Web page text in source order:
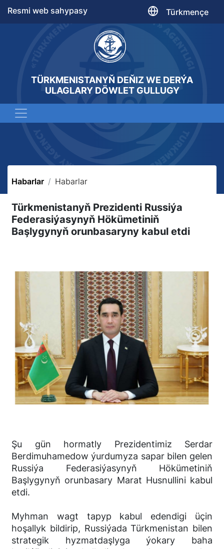
Resmi web sahypasy Türkmençe
TÜRKMENISTANYŇ DEŇIZ WE DERÝA
ULAGLARY DÖWLET GULLUGY
Habarlar Habarlar
Türkmenistanyň Prezidenti Russiýa
Federasiýasynyň Hökümetiniň
Başlygynyň orunbasaryny kabul etdi
Şu gün hormatly Prezidentimiz Serdar
Berdimuhamedow ýurdumyza sapar bilen gelen
Russiýa Federasiýasynyň Hökümetiniň
Başlygynyň orunbasary Marat Husnullini kabul
etdi.
Myhman wagt tapyp kabul edendigi üçin
hoşallyk bildirip, Russiýada Türkmenistan bilen
strategik hyzmatdaşlyga ýokary baha